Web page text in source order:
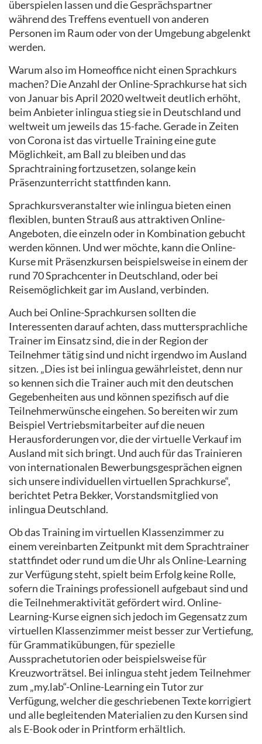
überspielen lassen und die Gesprächspartner
während des Treffens eventuell von anderen
Personen im Raum oder von der Umgebung abgelenkt
werden.
Warum also im Homeoffice nicht einen Sprachkurs
machen? Die Anzahl der Online-Sprachkurse hat sich
von Januar bis April 2020 weltweit deutlich erhöht,
beim Anbieter inlingua stieg sie in Deutschland und
weltweit um jeweils das 15-fache. Gerade in Zeiten
von Corona ist das virtuelle Training eine gute
Möglichkeit, am Ball zu bleiben und das
Sprachtraining fortzusetzen, solange kein
Präsenzunterricht stattfinden kann.
Sprachkursveranstalter wie inlingua bieten einen
flexiblen, bunten Strauß aus attraktiven Online-
Angeboten, die einzeln oder in Kombination gebucht
werden können. Und wer möchte, kann die Online-
Kurse mit Präsenzkursen beispielsweise in einem der
rund 70 Sprachcenter in Deutschland, oder bei
Reisemöglichkeit gar im Ausland, verbinden.
Auch bei Online-Sprachkursen sollten die
Interessenten darauf achten, dass muttersprachliche
Trainer im Einsatz sind, die in der Region der
Teilnehmer tätig sind und nicht irgendwo im Ausland
sitzen. „Dies ist bei inlingua gewährleistet, denn nur
so kennen sich die Trainer auch mit den deutschen
Gegebenheiten aus und können spezifisch auf die
Teilnehmerwünsche eingehen. So bereiten wir zum
Beispiel Vertriebsmitarbeiter auf die neuen
Herausforderungen vor, die der virtuelle Verkauf im
Ausland mit sich bringt. Und auch für das Trainieren
von internationalen Bewerbungsgesprächen eignen
sich unsere individuellen virtuellen Sprachkurse“,
berichtet Petra Bekker, Vorstandsmitglied von
inlingua Deutschland.
Ob das Training im virtuellen Klassenzimmer zu
einem vereinbarten Zeitpunkt mit dem Sprachtrainer
stattfindet oder rund um die Uhr als Online-Learning
zur Verfügung steht, spielt beim Erfolg keine Rolle,
sofern die Trainings professionell aufgebaut sind und
die Teilnehmeraktivität gefördert wird. Online-
Learning-Kurse eignen sich jedoch im Gegensatz zum
virtuellen Klassenzimmer meist besser zur Vertiefung,
für Grammatikübungen, für spezielle
Aussprachetutorien oder beispielsweise für
Kreuzworträtsel. Bei inlingua steht jedem Teilnehmer
zum „my.lab“-Online-Learning ein Tutor zur
Verfügung, welcher die geschriebenen Texte korrigiert
und alle begleitenden Materialien zu den Kursen sind
als E-Book oder in Printform erhältlich.